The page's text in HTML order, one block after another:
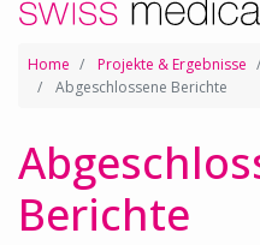
Home Projekte & Ergebnisse
Abgeschlossene Berichte
Berichte